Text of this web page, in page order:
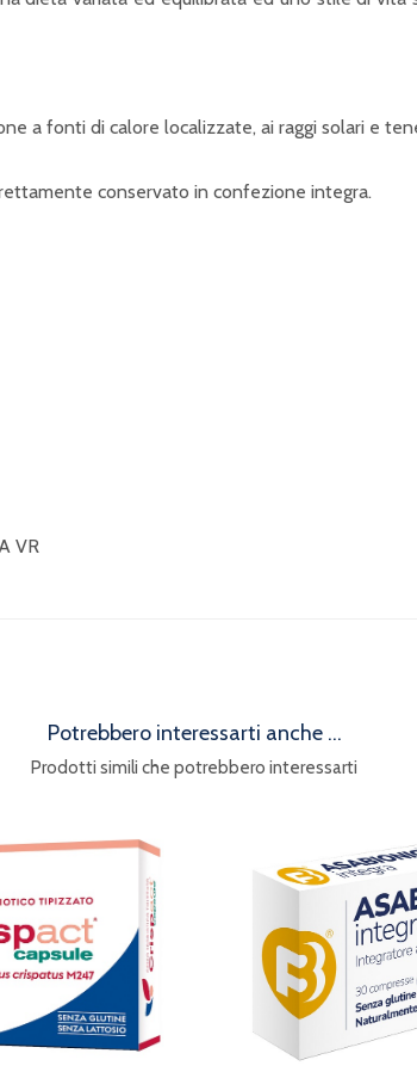
a fonti di calore localizzate, ai raggi solari e
conservato in confezione integra.
VR
Potrebbero interessarti anche ...
Prodotti simili che potrebbero interessarti